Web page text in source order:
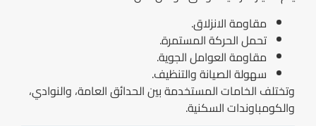
مقاومة الانزلاق.
تحمل الحركة المستمرة.
مقاومة العوامل الجوية.
سهولة الصيانة والتنظيف.
وتختلف الخامات المستخدمة بين الحدائق العامة، والنوادي،
والكومباوندات السكنية.